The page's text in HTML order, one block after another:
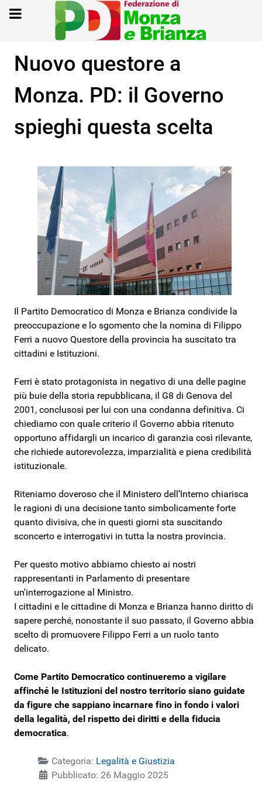
Nuovo questore a
Monza. PD: il Governo
spieghi questa scelta
Il Partito Democratico di Monza e Brianza condivide la
preoccupazione e lo sgomento che la nomina di Filippo
Ferri a nuovo Questore della provincia ha suscitato tra
cittadini e Istituzioni.
Ferri è stato protagonista in negativo di una delle pagine
più buie della storia repubblicana, il G8 di Genova del
2001, conclusosi per lui con una condanna definitiva. Ci
chiediamo con quale criterio il Governo abbia ritenuto
opportuno affidargli un incarico di garanzia così rilevante,
che richiede autorevolezza, imparzialità e piena credibilità
istituzionale.
Riteniamo doveroso che il Ministero dell’Interno chiarisca
le ragioni di una decisione tanto simbolicamente forte
quanto divisiva, che in questi giorni sta suscitando
sconcerto e interrogativi in tutta la nostra provincia.
Per questo motivo abbiamo chiesto ai nostri
rappresentanti in Parlamento di presentare
un'interrogazione al Ministro.
I cittadini e le cittadine di Monza e Brianza hanno diritto di
sapere perché, nonostante il suo passato, il Governo abbia
scelto di promuovere Filippo Ferri a un ruolo tanto
delicato.
Come Partito Democratico continueremo a vigilare
affinché le Istituzioni del nostro territorio siano guidate
da figure che sappiano incarnare fino in fondo i valori
della legalità, del rispetto dei diritti e della fiducia
democratica.
Categoria: Legalità e Giustizia
Pubblicato: 26 Maggio 2025